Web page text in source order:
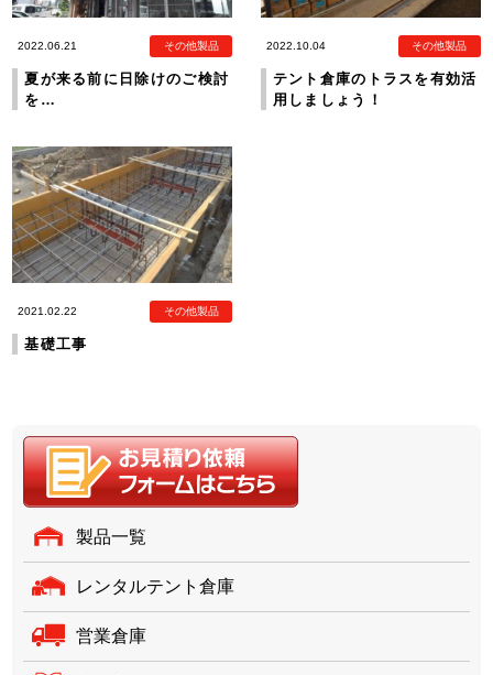
2022.06.21 その他製品
夏が来る前に日除けのご検討
を…
2022.10.04 その他製品
テント倉庫のトラスを有効活
用しましょう！
2021.02.22 その他製品
基礎工事
製品一覧
レンタルテント倉庫
営業倉庫